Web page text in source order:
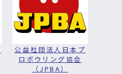
公益社団法人日本プ
ロボウリング協会
（JPBA）